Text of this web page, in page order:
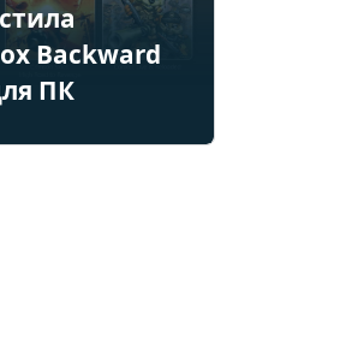
Backward
ПК